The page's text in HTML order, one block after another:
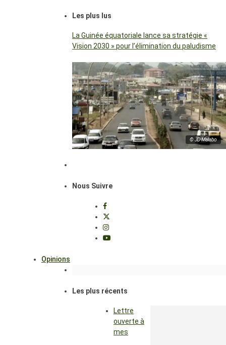
Les plus lus
La Guinée équatoriale lance sa stratégie «
Vision 2030 » pour l’élimination du paludisme
© JD Malabo
Nous Suivre
Opinions
Les plus récents
Lettre
ouverte à
mes